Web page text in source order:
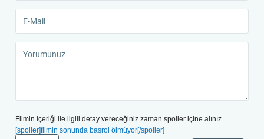
Filmin içeriği ile ilgili detay vereceğiniz zaman spoiler içine alınız.
[spoiler]filmin sonunda başrol ölmüyor[/spoiler]